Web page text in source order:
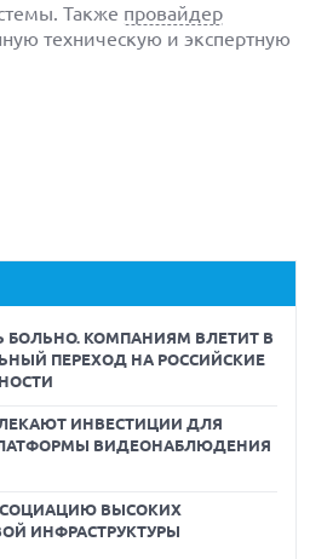
Также провайдер
техническую и экспертную
БОЛЬНО. КОМПАНИЯМ ВЛЕТИТ В
ПЕРЕХОД НА РОССИЙСКИЕ
ИНВЕСТИЦИИ ДЛЯ
ВИДЕОНАБЛЮДЕНИЯ
ВЫСОКИХ
ИНФРАСТРУКТУРЫ